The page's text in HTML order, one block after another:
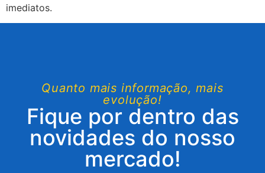
imediatos.
Quanto mais informação, mais
evolução!
Fique por dentro das
novidades do nosso
mercado!